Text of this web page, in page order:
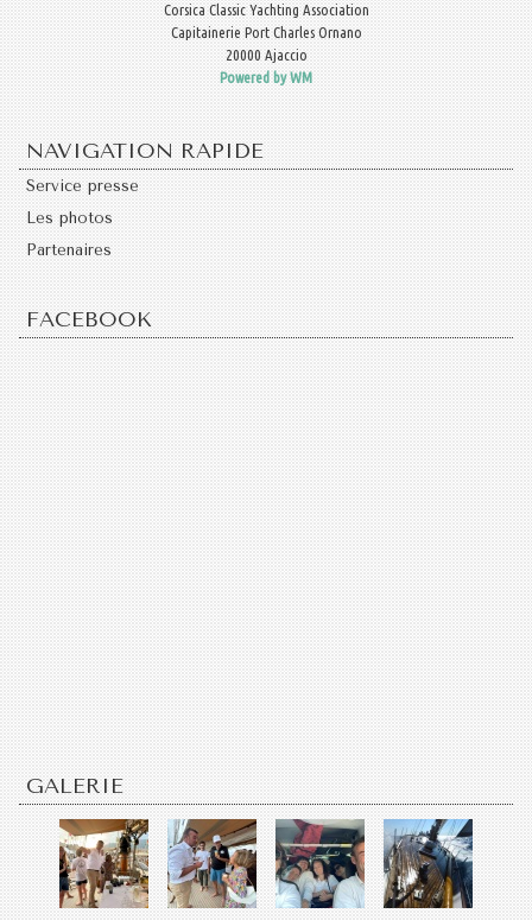
Corsica Classic Yachting Association
Capitainerie Port Charles Ornano
20000 Ajaccio
Powered by WM
NAVIGATION RAPIDE
Service presse
Les photos
Partenaires
FACEBOOK
GALERIE